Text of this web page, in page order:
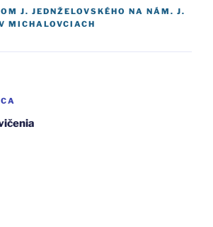
J. JEDNŽELOVSKÉHO NA NÁM. J.
MICHALOVCIACH